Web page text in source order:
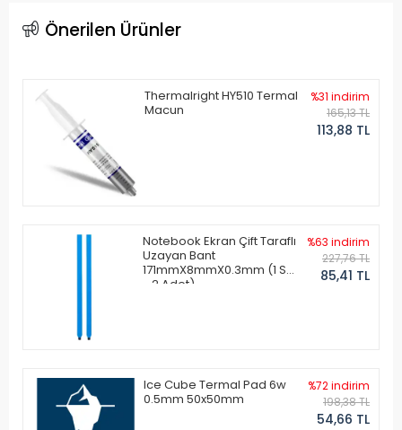
Önerilen Ürünler
Thermalright HY510 Termal
Macun
%31 indirim
165,13 TL
113,88 TL
Notebook Ekran Çift Taraflı
Uzayan Bant
171mmX8mmX0.3mm (1 Set
- 2 Adet)
%63 indirim
227,76 TL
85,41 TL
Ice Cube Termal Pad 6w
0.5mm 50x50mm
%72 indirim
198,38 TL
54,66 TL